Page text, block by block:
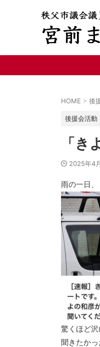
HOME > 後
後援会活動
「き
2025年4
雨の一日
驚くほど
聞きたかっ